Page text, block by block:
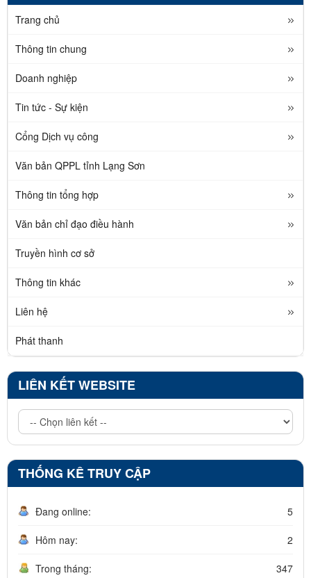
Trang chủ
Thông tin chung
Doanh nghiệp
Tin tức - Sự kiện
Cổng Dịch vụ công
Văn bản QPPL tỉnh Lạng Sơn
Thông tin tổng hợp
Văn bản chỉ đạo điều hành
Truyền hình cơ sở
Thông tin khác
Liên hệ
Phát thanh
LIÊN KẾT WEBSITE
THỐNG KÊ TRUY CẬP
Đang online: 5
Hôm nay: 2
Trong tháng: 347